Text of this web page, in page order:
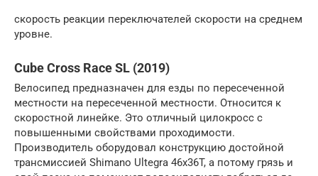
скорость реакции переключателей скорости на среднем
уровне.
Cube Cross Race SL (2019)
Велосипед предназначен для езды по пересеченной
местности на пересеченной местности. Относится к
скоростной линейке. Это отличный цилокросс с
повышенными свойствами проходимости.
Производитель оборудовал конструкцию достойной
трансмиссией Shimano Ultegra 46x36T, а потому грязь и